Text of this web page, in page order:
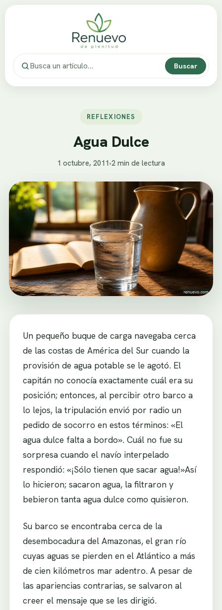
Buscar
REFLEXIONES
Agua Dulce
1 octubre, 2011•2 min de lectura
Un pequeño buque de carga navegaba cerca
de las costas de América del Sur cuando la
provisión de agua potable se le agotó. El
capitán no conocía exactamente cuál era su
posición; entonces, al percibir otro barco a
lo lejos, la tripulación envió por radio un
pedido de socorro en estos términos: «El
agua dulce falta a bordo». Cuál no fue su
sorpresa cuando el navío interpelado
respondió: «¡Sólo tienen que sacar agua!»Así
lo hicieron; sacaron agua, la filtraron y
bebieron tanta agua dulce como quisieron.
Su barco se encontraba cerca de la
desembocadura del Amazonas, el gran río
cuyas aguas se pierden en el Atlántico a más
de cien kilómetros mar adentro. A pesar de
las apariencias contrarias, se salvaron al
creer el mensaje que se les dirigió.